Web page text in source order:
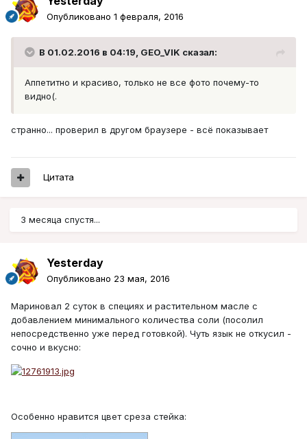
Опубликовано 1 февраля, 2016
В 01.02.2016 в 04:19, GEO_VIK сказал:
Аппетитно и красиво, только не все фото почему-то
видно(.
странно... проверил в другом браузере - всё показывает
Цитата
3 месяца спустя...
Yesterday
Опубликовано 23 мая, 2016
Мариновал 2 суток в специях и растительном масле с
добавлением минимального количества соли (посолил
непосредственно уже перед готовкой). Чуть язык не откусил -
сочно и вкусно:
Особенно нравится цвет среза стейка: